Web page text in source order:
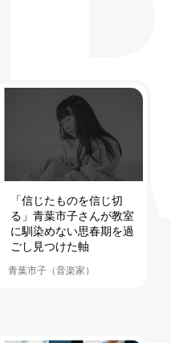
「信じたものを信じ切
る」青葉市子さんが教室
に馴染めない思春期を過
ごし見つけた軸
青葉市子（音楽家）